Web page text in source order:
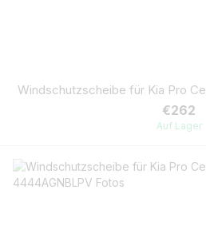
Windschutzscheibe für Kia Pro
€262
Auf Lager